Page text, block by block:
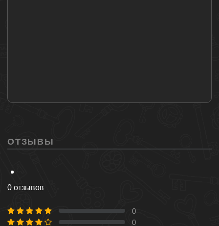
ОТЗЫВЫ
0 отзывов
0 % 0
0